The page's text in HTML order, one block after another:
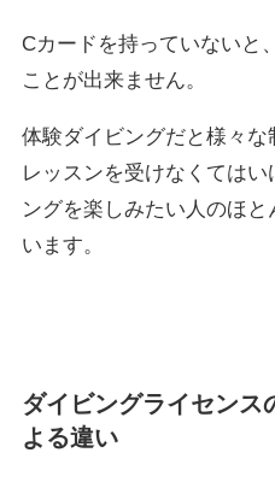
Cカードを持っていないと
ことが出来ません。
体験ダイビングだと様々
レッスンを受けなくては
ングを楽しみたい人のほ
います。
ダイビングライセンス
よる違い